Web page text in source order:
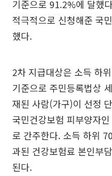
기준으로 91.2%에 달했
적극적으로 신청해준 국
했다.
2차 지급대상은 소득 하
기준으로 주민등록법상
재된 사람(가구)이 선정
국민건강보험 피부양자
로 간주한다. 소득 하위
과된 건강보험료 본인부
된다.